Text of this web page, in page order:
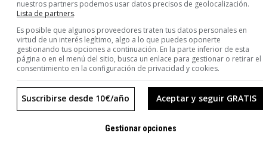
nuestros partners podemos usar datos precisos de geolocalización.
Lista de partners.
Es posible que algunos proveedores traten tus datos personales en
virtud de un interés legítimo, algo a lo que puedes oponerte
gestionando tus opciones a continuación. En la parte inferior de esta
página o en el menú del sitio, busca un enlace para gestionar o retirar el
consentimiento en la configuración de privacidad y cookies.
Aceptar y seguir GRATIS
Suscribirse desde 10€/año
Gestionar opciones